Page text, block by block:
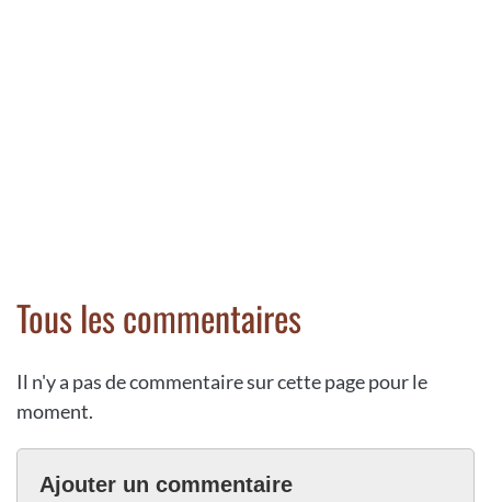
Tous les commentaires
Il n'y a pas de commentaire sur cette page pour le
moment.
Ajouter un commentaire